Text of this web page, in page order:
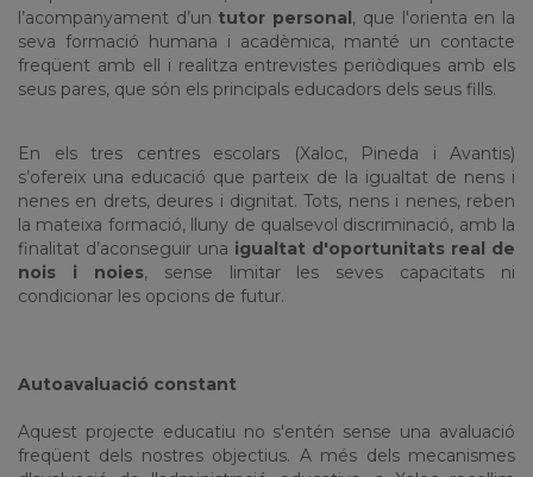
l’acompanyament d’un tutor personal , que l'orienta en la
seva formació humana i acadèmica, manté un contacte
freqüent amb ell i realitza entrevistes periòdiques amb els
seus pares, que són els principals educadors dels seus fills.
En els tres centres escolars (Xaloc, Pineda i Avantis)
s’ofereix una educació que parteix de la igualtat de nens i
nenes en drets, deures i dignitat. Tots, nens i nenes, reben
la mateixa formació, lluny de qualsevol discriminació, amb la
finalitat d’aconseguir una igualtat d'oportunitats real de
nois i noies, sense limitar les seves capacitats ni
condicionar les opcions de futur.
Autoavaluació constant
Aquest projecte educatiu no s'entén sense una avaluació
freqüent dels nostres objectius. A més dels mecanismes